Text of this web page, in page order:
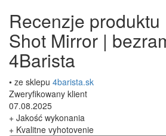
Recenzje
Shot Mirror |
4Barista
• ze sklepu 4barista.sk
Zweryfikowany klient
07.08.2025
+ Jakość wykonania
+ Kvalitne vyhotovenie